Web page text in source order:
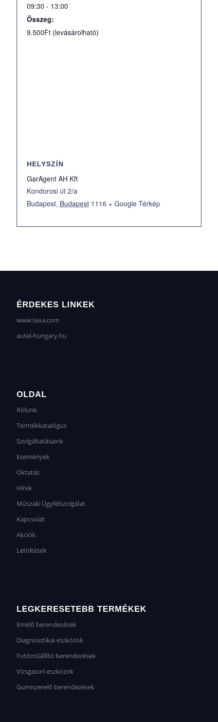
09:30 - 13:00
Összeg:
9.500Ft (levásárolható)
HELYSZÍN
GarAgent AH Kft
Kondorosi út 2/a
Budapest, Budapest 1116 + Google Térkép
ÉRDEKES LINKEK
www.texa.com
autel-hungary.hu
OLDAL
Rólunk
Termékkatalógus
Szolgáltatásaink
Események
Oktatás
Hírek
Műszaki Ügyfélszolgálat
Kapcsolat
Akciók
Letöltések
LEGKERESETEBB TERMÉKEK
Emelő berendezések
Diagnosztikai eszközök
Futóműállító berendezések
Vizsgasori eszközök
Gumiszerelő berendezések